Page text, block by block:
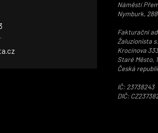
Náměstí
Nymburk,
Fakturační
Žaluzionista
Krocínova
Staré Město,
Česká
IČ: 23738243
DIČ: